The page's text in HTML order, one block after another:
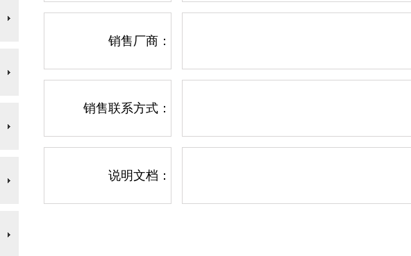
销售厂商：
销售联系方式：
说明文档：